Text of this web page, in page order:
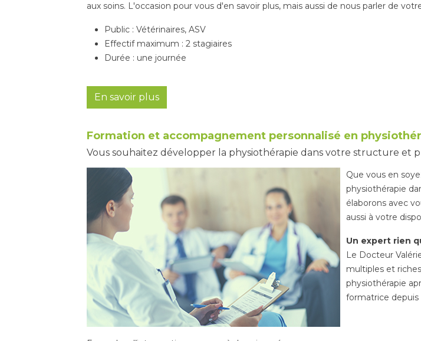
aux soins. L'occasion pour vous d'en savoir plus, mais aussi de nous parler de
Public : Vétérinaires, ASV
Effectif maximum : 2 stagiaires
Durée : une journée
En savoir plus
Formation et accompagnement personnalisé en
Vous souhaitez développer la physiothérapie dans votre structure et
Que vous en
physiothérapie
élaborons avec
aussi à votre
Un expert rien
Le Docteur
multiples et
physiothérapie
formatrice depuis